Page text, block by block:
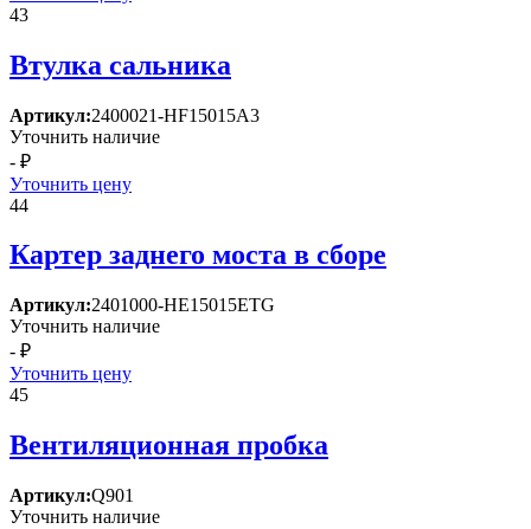
43
Втулка сальника
Артикул:2400021-HF15015A3
Уточнить наличие
- ₽
Уточнить цену
44
Картер заднего моста в сборе
Артикул:2401000-HE15015ETG
Уточнить наличие
- ₽
Уточнить цену
45
Вентиляционная пробка
Артикул:Q901
Уточнить наличие